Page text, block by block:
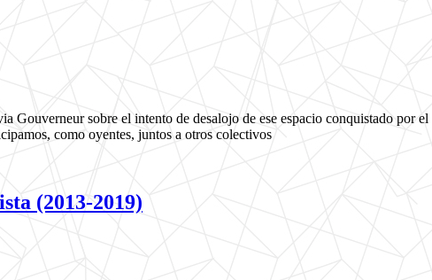
Gouverneur sobre el intento de desalojo de ese espacio conquistado por
como oyentes, juntos a otros colectivos
(2013-2019)